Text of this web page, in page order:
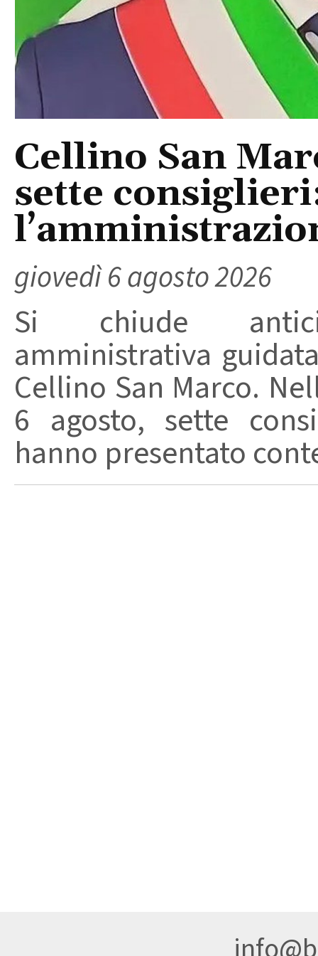
Cellino San
sette
giovedì 6 agosto 2026
Si chiude
amministrativa
Cellino San Marco.
6 agosto, sette
hanno presentato